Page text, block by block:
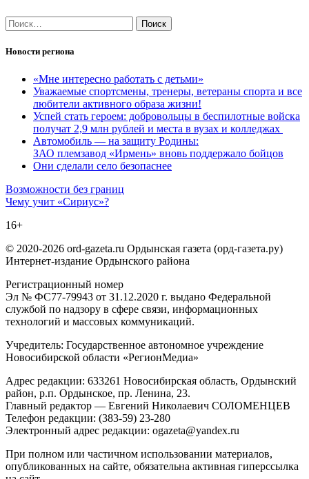
Найти:
Новости региона
«Мне интересно работать с детьми»
Уважаемые спортсмены, тренеры, ветераны спорта и все
любители активного образа жизни!
Успей стать героем: добровольцы в беспилотные войска
получат 2,9 млн рублей и места в вузах и колледжах
Автомобиль — на защиту Родины:
ЗАО племзавод «Ирмень» вновь поддержало бойцов
Они сделали село безопаснее
Навигация
по
записям
Возможности без границ
Чему учит «Сириус»?
16+
© 2020-2026 ord-gazeta.ru Ордынская газета (орд-газета.ру)
Интернет-издание Ордынского района
Регистрационный номер
Эл № ФС77-79943 от 31.12.2020 г. выдано Федеральной
службой по надзору в сфере связи, информационных
технологий и массовых коммуникаций.
Учредитель: Государственное автономное учреждение
Новосибирской области «РегионМедиа»
Адрес редакции: 633261 Новосибирская область, Ордынский
район, р.п. Ордынское, пр. Ленина, 23.
Главный редактор — Евгений Николаевич СОЛОМЕНЦЕВ
Телефон редакции: (383-59) 23-280
Электронный адрес редакции: ogazeta@yandex.ru
При полном или частичном использовании материалов,
опубликованных на сайте, обязательна активная гиперссылка